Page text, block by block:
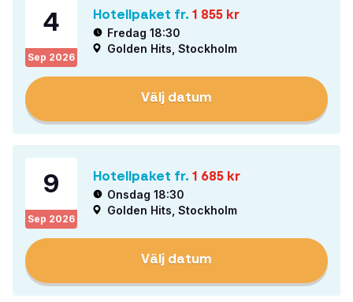
4
Sep 2026
Hotellpaket fr. 1 855 kr
Fredag 18:30
Golden Hits, Stockholm
Välj datum
9
Sep 2026
Hotellpaket fr. 1 685 kr
Onsdag 18:30
Golden Hits, Stockholm
Välj datum